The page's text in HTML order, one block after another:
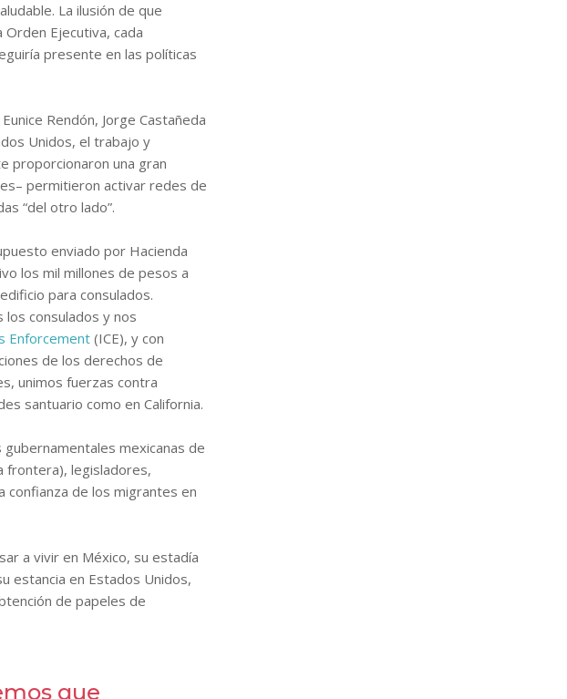
La ilusión de que
Ejecutiva, cada
presente en las políticas
Rendón, Jorge Castañeda
Unidos, el trabajo y
proporcionaron una gran
permitieron activar redes de
“del otro lado”.
enviado por Hacienda
los mil millones de pesos a
para consulados.
consulados y nos
Enforcement (ICE), y con
de los derechos de
unimos fuerzas contra
santuario como en California.
mexicanas de
frontera), legisladores,
confianza de los migrantes en
a vivir en México, su estadía
estancia en Estados Unidos,
de papeles de
que